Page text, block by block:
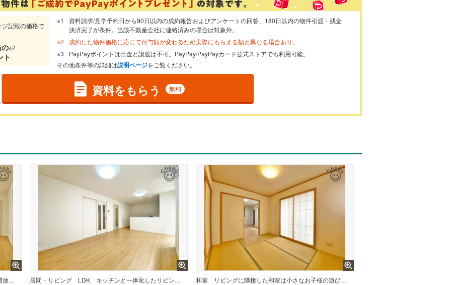
記載の価格で
の※2
ト
資料請求/見学予約日から90日以内の成約報告およびアンケートの回答、180日以内の物件引渡・残金
決済完了が条件。当該不動産会社に連絡済みの場合は対象外。
成約した物件価格に応じて付与額が変わるため実際にもらえる額と異なる場合あり。
PayPayポイントは出金と譲渡は不可。PayPay/PayPayカード公式ストアでも利用可能。
その他条件等の詳細は説明ページをご覧ください。
資料をもらう 無料
LDK 窓から明るい光の差込む開放的なリビングは、いつでも快適で、家族で過ごしやすい「憩いの空間」を作り出してくれます。※CGによるイメージです。家具・調度品は価格に含まれません。 居間・リビング LDK キッチンと一体化したリビングは家族みんなが自然と料理に参加したり、片づけたりしながらコミュニケーションがとれます。落ち着いた色でコーディネートのため、自然とみんなが集いたくなる空間。 和室 リビングに隣接した和室は小さなお子様の遊び場やお昼寝スペース、洗濯物を畳んだりとミセスコーナーとしても使えます。来客時の客室としても利用できるため、あると便利な使い勝手の良い空間です！